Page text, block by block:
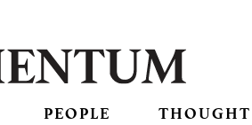
PEOPLE THOUGHT